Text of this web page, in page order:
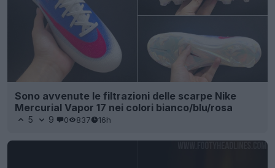
Sono avvenute le filtrazioni delle scarpe Nike
Mercurial Vapor 17 nei colori bianco/blu/rosa
5 9 0 837 16h